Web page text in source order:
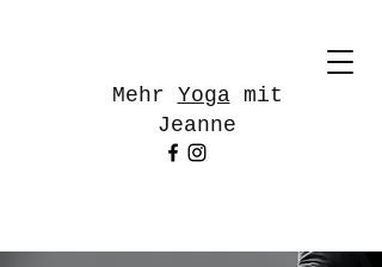
Mehr Yogamit
Jeanne